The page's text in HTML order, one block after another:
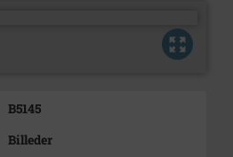
B5145
Billeder